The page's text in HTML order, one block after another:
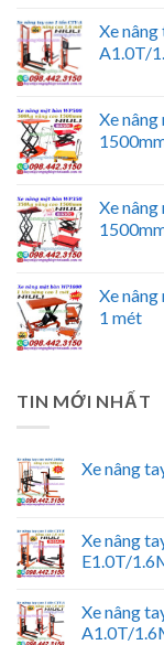
Xe
A1.0T/
Xe
Xe
Xe
1 mét
TIN MỚI NHẤT
Xe nâng
Xe nâng
E1.0T/
Xe nâng
A1.0T/